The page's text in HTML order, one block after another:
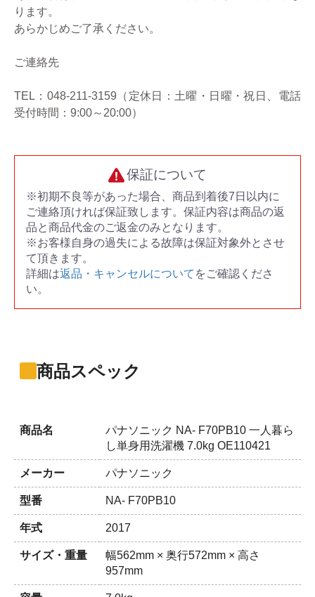
ります。
あらかじめご了承ください。
ご連絡先
TEL：048-211-3159（定休日：土曜・日曜・祝日、電話
受付時間：9:00～20:00）
保証について
※初期不良等があった場合、商品到着後7日以内に
ご連絡頂ければ保証致します。保証内容は商品の返
品と商品代金のご返金のみとなります。
※お客様自身の過失による故障は保証対象外とさせ
て頂きます。
詳細は返品・キャンセルについて をご確認くださ
い。
商品スペック
商品名
パナソニック NA- F70PB10 一人暮ら
し単身用洗濯機 7.0kg OE110421
メーカー パナソニック
型番 NA- F70PB10
年式 2017
サイズ・重量
幅562mm × 奥行572mm × 高さ
957mm